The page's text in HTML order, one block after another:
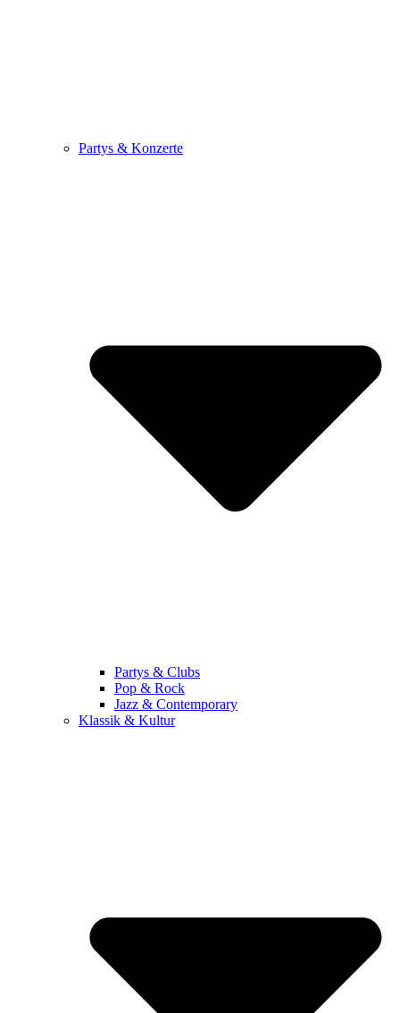
Partys & Konzerte
Partys & Clubs
Pop & Rock
Jazz & Contemporary
Klassik & Kultur